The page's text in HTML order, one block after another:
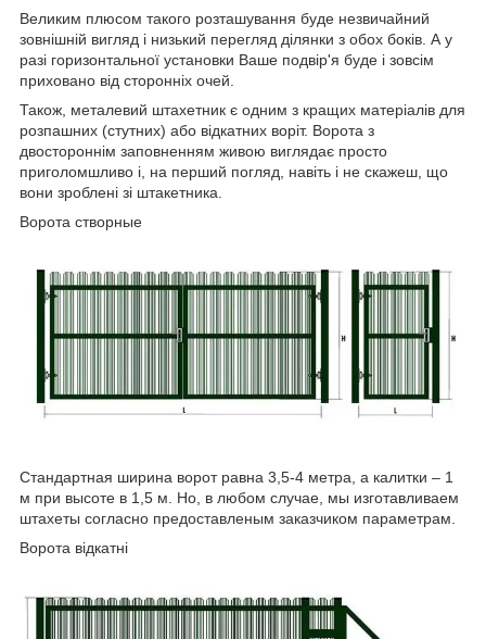
Великим плюсом такого розташування буде незвичайний
зовнішній вигляд і низький перегляд ділянки з обох боків. А у
разі горизонтальної установки Ваше подвір'я буде і зовсім
приховано від сторонніх очей.
Також, металевий штахетник є одним з кращих матеріалів для
розпашних (стутних) або відкатних воріт. Ворота з
двостороннім заповненням живою виглядає просто
приголомшливо і, на перший погляд, навіть і не скажеш, що
вони зроблені зі штакетника.
Ворота створные
Стандартная ширина ворот равна 3,5-4 метра, а калитки – 1
м при высоте в 1,5 м. Но, в любом случае, мы изготавливаем
штахеты согласно предоставленым заказчиком параметрам.
Ворота відкатні